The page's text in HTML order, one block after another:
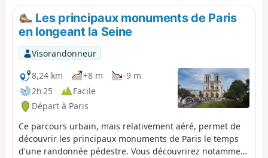
Les principaux monuments de Paris
en longeant la Seine
Visorandonneur
8,24 km
+8 m
-9 m
2h 25
Facile
Départ à Paris
Ce parcours urbain, mais relativement aéré, permet de
découvrir les principaux monuments de Paris le temps
d'une randonnée pédestre. Vous découvrirez notamment